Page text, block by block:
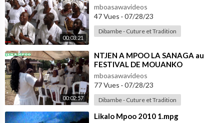
00:03:21
mboasawavideos
47 Vues · 07/28/23
Dibambe - Cuture et Tradition
00:02:57
⁣NTJEN A MPOO LA SANAGA au
FESTIVAL DE MOUANKO
mboasawavideos
77 Vues · 07/28/23
Dibambe - Cuture et Tradition
⁣Likalo Mpoo 2010 1.mpg